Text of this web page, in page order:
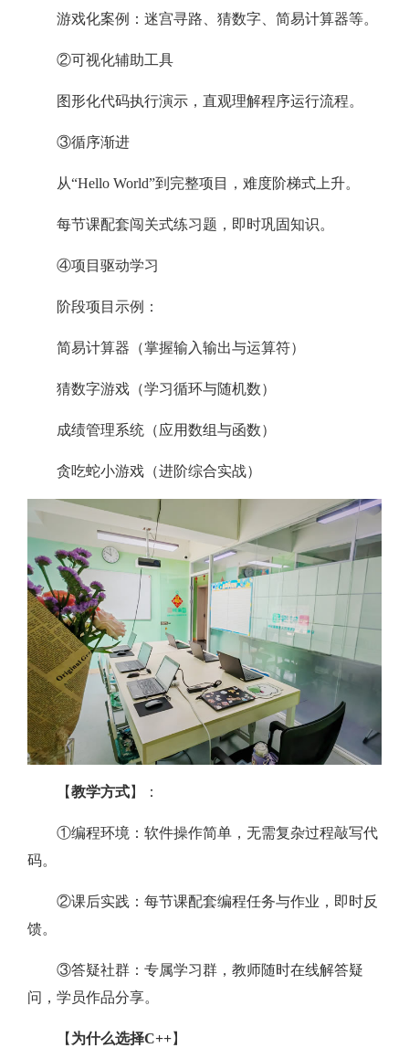
游戏化案例：迷宫寻路、猜数字、简易计算器等。
②可视化辅助工具
图形化代码执行演示，直观理解程序运行流程。
③循序渐进
从“Hello World”到完整项目，难度阶梯式上升。
每节课配套闯关式练习题，即时巩固知识。
④项目驱动学习
阶段项目示例：
简易计算器（掌握输入输出与运算符）
猜数字游戏（学习循环与随机数）
成绩管理系统（应用数组与函数）
贪吃蛇小游戏（进阶综合实战）
【教学方式】：
①编程环境：软件操作简单，无需复杂过程敲写代
码。
②课后实践：每节课配套编程任务与作业，即时反
馈。
③答疑社群：专属学习群，教师随时在线解答疑
问，学员作品分享。
【 为什么选择C++】